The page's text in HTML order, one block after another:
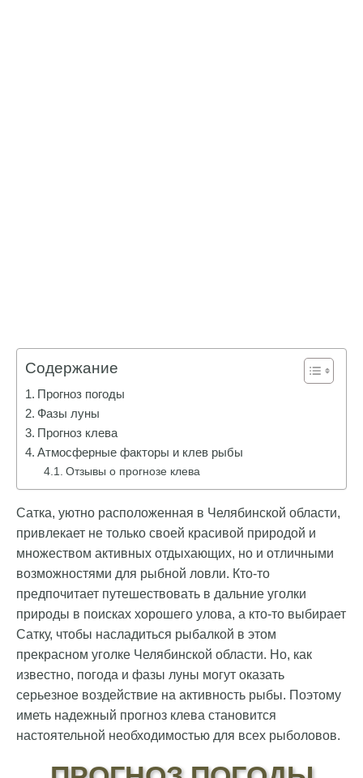
Содержание
Прогноз погоды
Фазы луны
Прогноз клева
Атмосферные факторы и клев рыбы
Отзывы о прогнозе клева
Сатка, уютно расположенная в Челябинской области,
привлекает не только своей красивой природой и
множеством активных отдыхающих, но и отличными
возможностями для рыбной ловли. Кто-то
предпочитает путешествовать в дальние уголки
природы в поисках хорошего улова, а кто-то выбирает
Сатку, чтобы насладиться рыбалкой в этом
прекрасном уголке Челябинской области. Но, как
известно, погода и фазы луны могут оказать
серьезное воздействие на активность рыбы. Поэтому
иметь надежный прогноз клева становится
настоятельной необходимостью для всех рыболовов.